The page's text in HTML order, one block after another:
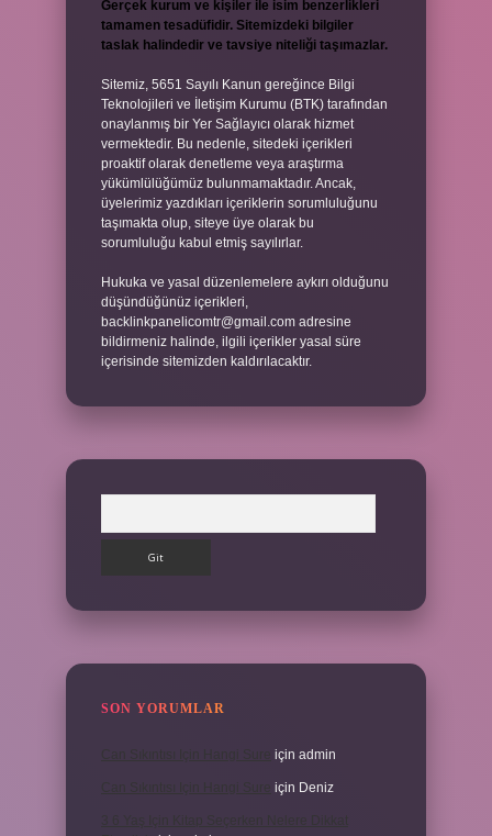
Gerçek kurum ve kişiler ile isim benzerlikleri
tamamen tesadüfidir. Sitemizdeki bilgiler
taslak halindedir ve tavsiye niteliği taşımazlar.
Sitemiz, 5651 Sayılı Kanun gereğince Bilgi
Teknolojileri ve İletişim Kurumu (BTK) tarafından
onaylanmış bir Yer Sağlayıcı olarak hizmet
vermektedir. Bu nedenle, sitedeki içerikleri
proaktif olarak denetleme veya araştırma
yükümlülüğümüz bulunmamaktadır. Ancak,
üyelerimiz yazdıkları içeriklerin sorumluluğunu
taşımakta olup, siteye üye olarak bu
sorumluluğu kabul etmiş sayılırlar.
Hukuka ve yasal düzenlemelere aykırı olduğunu
düşündüğünüz içerikleri,
backlinkpanelicomtr@gmail.com adresine
bildirmeniz halinde, ilgili içerikler yasal süre
içerisinde sitemizden kaldırılacaktır.
SON YORUMLAR
için admin
için Deniz